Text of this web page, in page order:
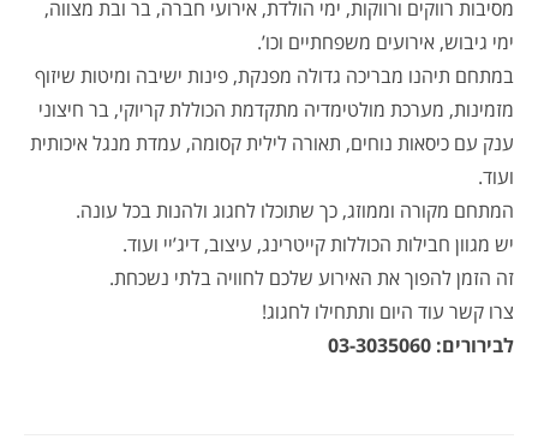
מסיבות רווקים ורווקות, ימי הולדת, אירועי חברה, בר ובת מצווה,
ימי גיבוש, אירועים משפחתיים וכו’.
במתחם תיהנו מבריכה גדולה מפנקת, פינות ישיבה ומיטות שיזוף
מזמינות, מערכת מולטימדיה מתקדמת הכוללת קריוקי, בר חיצוני
ענק עם כיסאות נוחים, תאורה לילית קסומה, עמדת מנגל איכותית
ועוד.
המתחם מקורה וממוזג, כך שתוכלו לחגוג ולהנות בכל עונה.
יש מגוון חבילות הכוללות קייטרינג, עיצוב, דיג’יי ועוד.
זה הזמן להפוך את האירוע שלכם לחוויה בלתי נשכחת.
צרו קשר עוד היום ותתחילו לחגוג!
לבירורים: 03-3035060